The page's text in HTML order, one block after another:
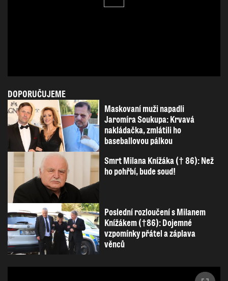
DOPORUČUJEME
Maskovaní muži napadli
Jaromíra Soukupa: Krvavá
nakládačka, zmlátili ho
baseballovou pálkou
Smrt Milana Knížáka († 86): Než
ho pohřbí, bude soud!
Poslední rozloučení s Milanem
Knížákem (†86): Dojemné
vzpomínky přátel a záplava
věnců